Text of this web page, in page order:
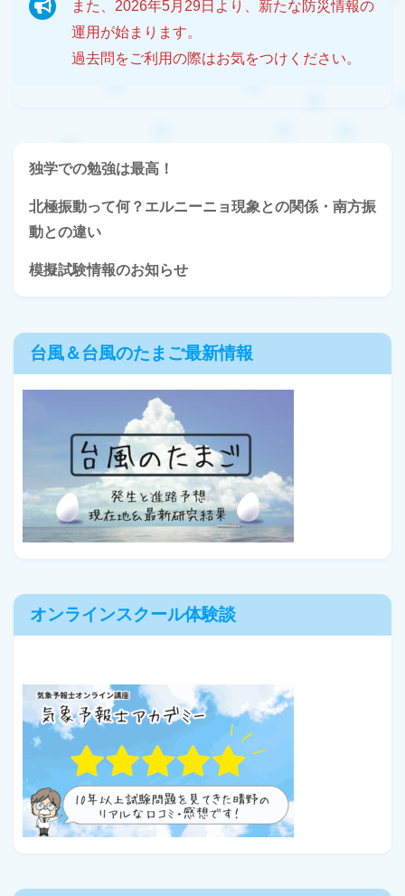
また、2026年5月29日より、新たな防災情報の
運用が始まります。
過去問をご利用の際はお気をつけください。
独学での勉強は最高！
北極振動って何？エルニーニョ現象との関係・南方振
動との違い
模擬試験情報のお知らせ
台風＆台風のたまご最新情報
オンラインスクール体験談